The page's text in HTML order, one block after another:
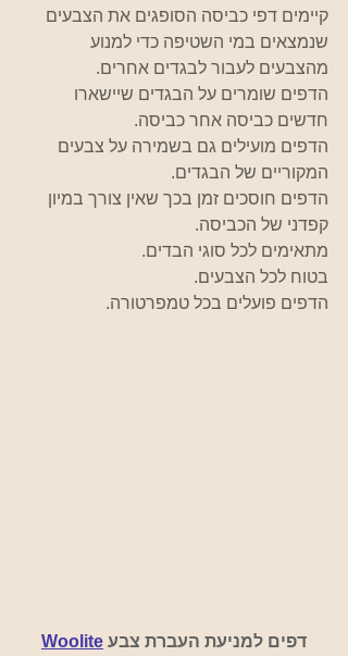
קיימים דפי כביסה הסופגים את הצבעים
שנמצאים במי השטיפה כדי למנוע
מהצבעים לעבור לבגדים אחרים.
הדפים שומרים על הבגדים שיישארו
חדשים כביסה אחר כביסה.
הדפים מועילים גם בשמירה על צבעים
המקוריים של הבגדים.
הדפים חוסכים זמן בכך שאין צורך במיון
קפדני של הכביסה.
מתאימים לכל סוגי הבדים.
בטוח לכל הצבעים.
הדפים פועלים בכל טמפרטורה.
דפים למניעת העברת צבע Woolite